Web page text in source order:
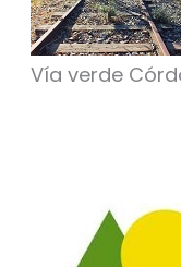
Vía verde